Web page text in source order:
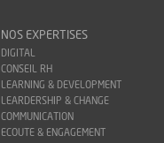
NOS EXPERTISES
DIGITAL
CONSEIL RH
LEARNING & DEVELOPMENT
LEARDERSHIP & CHANGE
COMMUNICATION
ECOUTE & ENGAGEMENT